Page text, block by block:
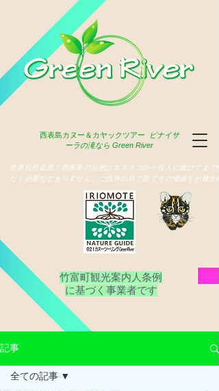
西表島カヌー＆カヤックツアー
ピナイサ
ーラの滝なら Green River
竹富町観光案内人条例
​に基づく事業者です
世界自然遺産？西表島の自然はユネスコの小役人に媚びてまで
だく必要などありません、ご自身の目で肌でその価値をお確か
記事
全ての記事